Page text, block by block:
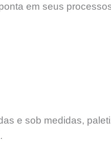
em seus
e sob medidas,